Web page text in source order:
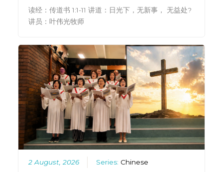
读经：传道书 1:1-11 讲道：日光下，无新事， 无益处?
讲员：叶伟光牧师
2 August, 2026 Series: Chinese